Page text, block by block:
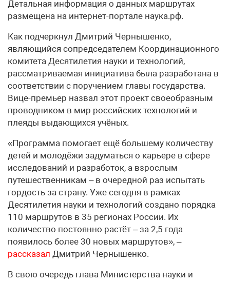
Детальная информация о данных маршрутах
размещена на интернет-портале наука.рф.
Как подчеркнул Дмитрий Чернышенко,
являющийся сопредседателем Координационного
комитета Десятилетия науки и технологий,
рассматриваемая инициатива была разработана в
соответствии с поручением главы государства.
Вице-премьер назвал этот проект своеобразным
проводником в мир российских технологий и
плеяды выдающихся учёных.
«Программа помогает ещё большему количеству
детей и молодёжи задуматься о карьере в сфере
исследований и разработок, а взрослым
путешественникам – в очередной раз испытать
гордость за страну. Уже сегодня в рамках
Десятилетия науки и технологий создано порядка
110 маршрутов в 35 регионах России. Их
количество постоянно растёт – за 2,5 года
появилось более 30 новых маршрутов», –
рассказал Дмитрий Чернышенко.
В свою очередь глава Министерства науки и